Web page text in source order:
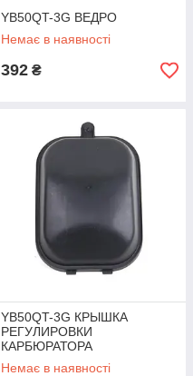
YB50QT-3G ВЕДРО
Немає в наявності
392 ₴
YB50QT-3G КРЫШКА
РЕГУЛИРОВКИ
КАРБЮРАТОРА
Немає в наявності